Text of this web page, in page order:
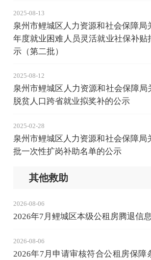
2025-08-13
泉州市鲤城区人力资源和社会保障局
年度就业困难人员灵活就业社保补贴
示（第二批）
2025-08-12
泉州市鲤城区人力资源和社会保障局
脱贫人口跨省就业拟奖补的公示
2025-02-28
泉州市鲤城区人力资源和社会保障局
批一次性扩岗补助名单的公示
其他救助
2026-08-06
2026年7月鲤城区本级公租房腾退信
2026-08-06
2026年7月申请审核符合公租房保障